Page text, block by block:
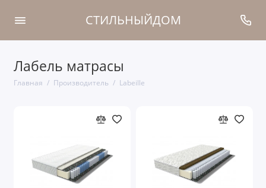
СТИЛЬНЫЙДОМ
Лабель матрасы
Главная Производитель Labeille